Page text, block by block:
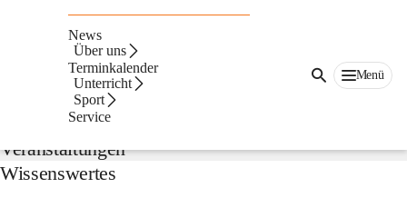
News
Über uns
Terminkalender
Unterricht
Sport
Service
Menü
Aktuelles
Veranstaltungen
Wissenswertes